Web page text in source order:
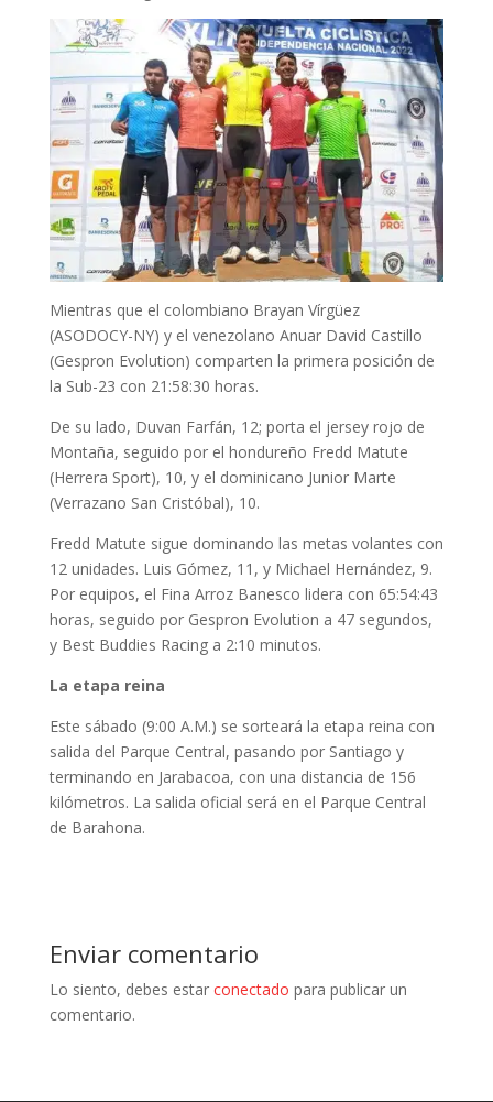
Mientras que el colombiano Brayan Vírgüez
(ASODOCY-NY) y el venezolano Anuar David Castillo
(Gespron Evolution) comparten la primera posición de
la Sub-23 con 21:58:30 horas.
De su lado, Duvan Farfán, 12; porta el jersey rojo de
Montaña, seguido por el hondureño Fredd Matute
(Herrera Sport), 10, y el dominicano Junior Marte
(Verrazano San Cristóbal), 10.
Fredd Matute sigue dominando las metas volantes con
12 unidades. Luis Gómez, 11, y Michael Hernández, 9.
Por equipos, el Fina Arroz Banesco lidera con 65:54:43
horas, seguido por Gespron Evolution a 47 segundos,
y Best Buddies Racing a 2:10 minutos.
La etapa reina
Este sábado (9:00 A.M.) se sorteará la etapa reina con
salida del Parque Central, pasando por Santiago y
terminando en Jarabacoa, con una distancia de 156
kilómetros. La salida oficial será en el Parque Central
de Barahona.
Enviar comentario
Lo siento, debes estar conectado para publicar un
comentario.